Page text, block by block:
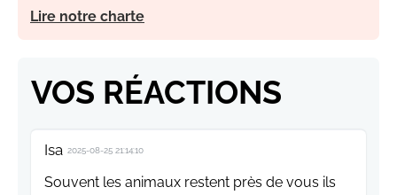
Lire notre charte
VOS RÉACTIONS
Isa 2025-08-25 21:14:10
Souvent les animaux restent près de vous ils